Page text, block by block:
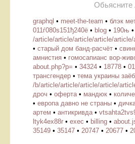
graphql • meet-the-team • блэк
011ѓ080ѕ151ђ240ё • blog • 190њ •
/article/article/article/article/
• старый дом банд-расчёт •
амнистия • гомосапианс вор-
about.php?p= • 34324 • 18778 •
трансгендер • тема украины заёб
/b/article/article/article/article/
дроч • оферта • мандюк •
• европа давно не страны •
артем • антикривда •
ltyk4ex88r • exec • billing •
35149 • 35147 • 20747 • 20677 •